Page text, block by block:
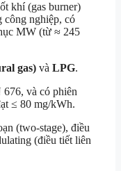
khí (gas burner)
công nghiệp, có
MW (từ ≈ 245
gas) và LPG.
và có phiên
≤ 80 mg/kWh.
(two-stage), điều
(điều tiết liên